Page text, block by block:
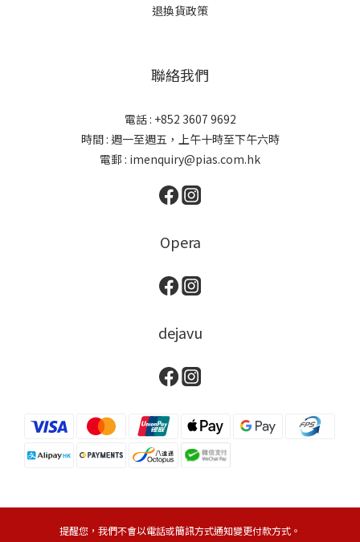
退換貨政策
聯絡我們
電話 : +852 3607 9692
時間 : 週一至週五，上午十時至下午六時
電郵 : imenquiry@pias.com.hk
Opera
dejavu
提醒您，我們不會以電話或簡訊方式通知變更付款方式。